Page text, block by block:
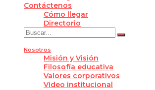
Contáctenos
Cómo llegar
Directorio
Nosotros
Misión y Visión
Filosofía educativa
Valores corporativos
Video institucional